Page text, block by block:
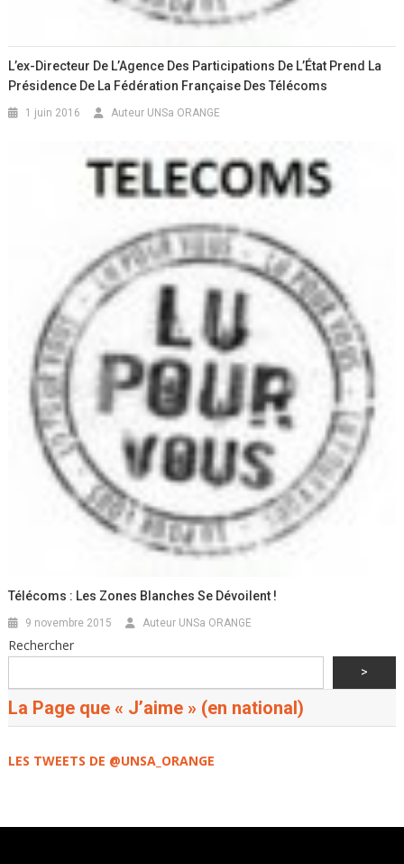
L’ex-Directeur De L’Agence Des Participations De L’État Prend La
Présidence De La Fédération Française Des Télécoms
1 juin 2016 Auteur UNSa ORANGE
Télécoms : Les Zones Blanches Se Dévoilent !
9 novembre 2015 Auteur UNSa ORANGE
Rechercher
>
La Page que « J’aime » (en national)
LES TWEETS DE @UNSA_ORANGE